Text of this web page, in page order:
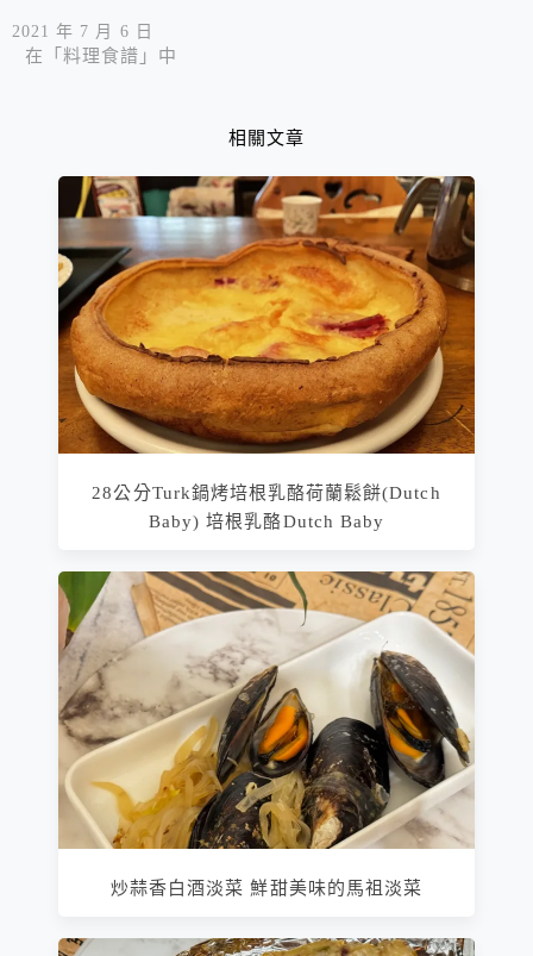
2021 年 7 月 6 日
在「料理食譜」中
相關文章
28公分Turk鍋烤培根乳酪荷蘭鬆餅(Dutch
Baby) 培根乳酪Dutch Baby
炒蒜香白酒淡菜 鮮甜美味的馬祖淡菜